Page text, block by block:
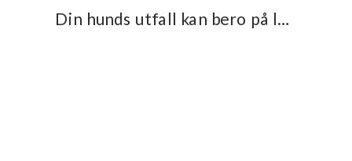
Din hunds utfall kan bero på ledsmärta – ny studie visar hur vanligt det är